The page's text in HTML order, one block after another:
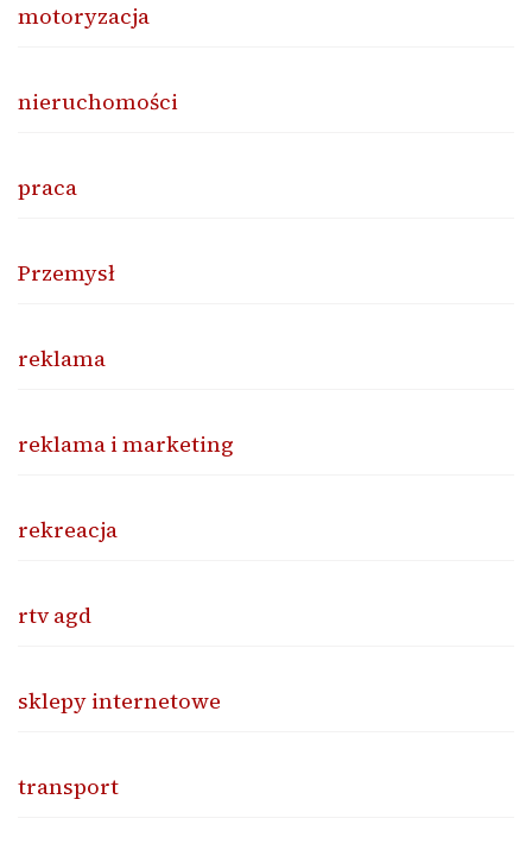
motoryzacja
nieruchomości
praca
Przemysł
reklama
reklama i marketing
rekreacja
rtv agd
sklepy internetowe
transport